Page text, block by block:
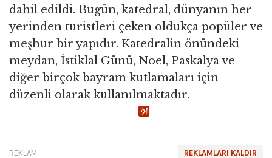
dahil edildi. Bugün, katedral, dünyanın her
yerinden turistleri çeken oldukça popüler ve
meşhur bir yapıdır. Katedralin önündeki
meydan, İstiklal Günü, Noel, Paskalya ve
diğer birçok bayram kutlamaları için
düzenli olarak kullanılmaktadır.
REKLAMLARI KALDIR
REKLAM